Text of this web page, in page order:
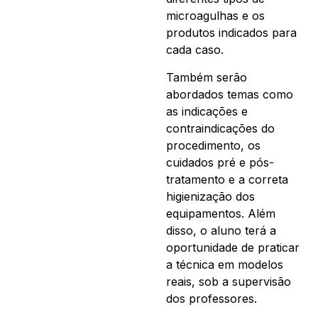
microagulhas e os
produtos indicados para
cada caso.
Também serão
abordados temas como
as indicações e
contraindicações do
procedimento, os
cuidados pré e pós-
tratamento e a correta
higienização dos
equipamentos. Além
disso, o aluno terá a
oportunidade de praticar
a técnica em modelos
reais, sob a supervisão
dos professores.